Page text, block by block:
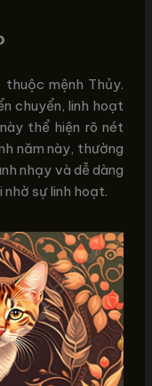
thuộc mệnh Thủy.
chuyển, linh hoạt
thể hiện rõ nét
năm này, thường
nhạy và dễ dàng
sự linh hoạt.